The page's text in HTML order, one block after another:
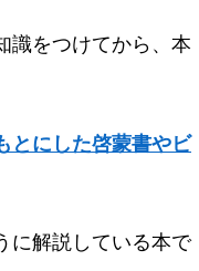
識をつけてから、本
とにした啓蒙書やビ
に解説している本で